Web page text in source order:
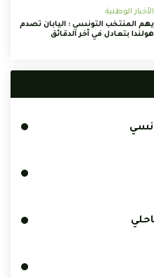
الأخبار الوطنية
يهم المنتخب التونسي : اليابان تصدم
هولندا بتعادل في آخر الدقائق